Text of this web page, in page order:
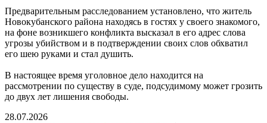
Предварительным расследованием установлено, что житель
Новокубанского района находясь в гостях у своего знакомого,
на фоне возникшего конфликта высказал в его адрес слова
угрозы убийством и в подтверждении своих слов обхватил
его шею руками и стал душить.
В настоящее время уголовное дело находится на
рассмотрении по существу в суде, подсудимому может грозить
до двух лет лишения свободы.
28.07.2026